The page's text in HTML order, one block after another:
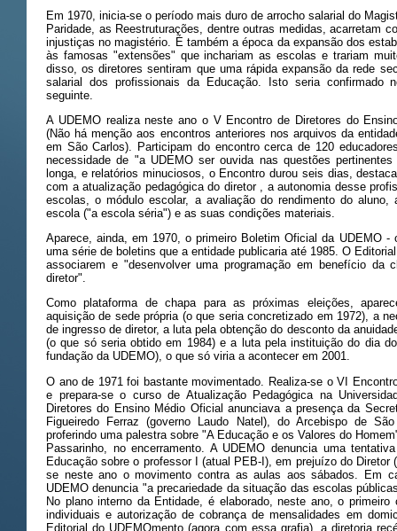
Em 1970, inicia-se o período mais duro de arrocho salarial do
Paridade, as Reestruturações, dentre outras medidas, acarretam
injustiças no magistério. É também a época da expansão dos
às famosas "extensões" que inchariam as escolas e trariam
disso, os diretores sentiram que uma rápida expansão da rede
salarial dos profissionais da Educação. Isto seria confirmado
seguinte.
A UDEMO realiza neste ano o V Encontro de Diretores do
(Não há menção aos encontros anteriores nos arquivos da
em São Carlos). Participam do encontro cerca de 120
necessidade de "a UDEMO ser ouvida nas questões
longa, e relatórios minuciosos, o Encontro durou seis dias,
com a atualização pedagógica do diretor , a autonomia desse
escolas, o módulo escolar, a avaliação do rendimento do
escola ("a escola séria") e as suas condições materiais.
Aparece, ainda, em 1970, o primeiro Boletim Oficial da UDEMO
uma série de boletins que a entidade publicaria até 1985. O
associarem e "desenvolver uma programação em benefício da
diretor".
Como plataforma de chapa para as próximas eleições,
aquisição de sede própria (o que seria concretizado em 1972), a
de ingresso de diretor, a luta pela obtenção do desconto da
(o que só seria obtido em 1984) e a luta pela instituição do dia
fundação da UDEMO), o que só viria a acontecer em 2001.
O ano de 1971 foi bastante movimentado. Realiza-se o VI
e prepara-se o curso de Atualização Pedagógica na
Diretores do Ensino Médio Oficial anunciava a presença da
Figueiredo Ferraz (governo Laudo Natel), do Arcebispo de
proferindo uma palestra sobre "A Educação e os Valores do
Passarinho, no encerramento. A UDEMO denuncia uma
Educação sobre o professor I (atual PEB-I), em prejuízo do
se neste ano o movimento contra as aulas aos sábados. Em
UDEMO denuncia "a precariedade da situação das escolas
No plano interno da Entidade, é elaborado, neste ano, o
individuais e autorização de cobrança de mensalidades em
Editorial do UDEMOmento (agora com essa grafia), a diretoria